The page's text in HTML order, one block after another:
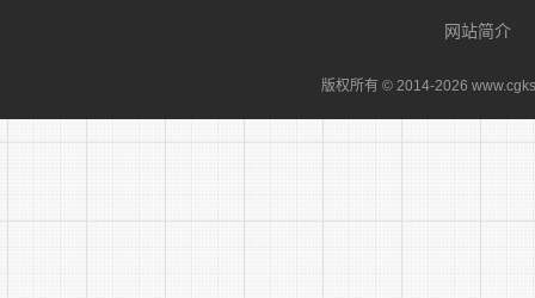
网站简介
版权所有 © 2014-2026